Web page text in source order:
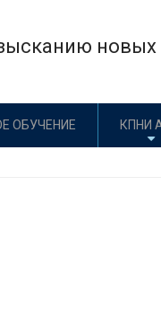
ОБУЧЕНИЕ КПНИ